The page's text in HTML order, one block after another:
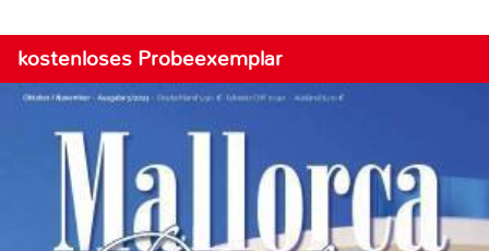
kostenloses Probeexemplar